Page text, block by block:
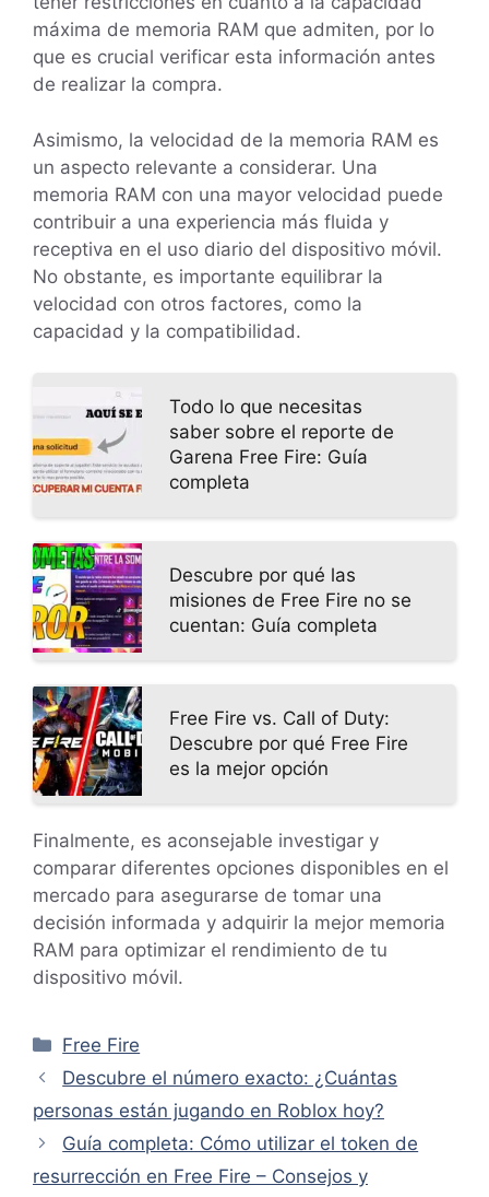
máxima de memoria RAM que admiten, por lo
que es crucial verificar esta información antes
de realizar la compra.
Asimismo, la velocidad de la memoria RAM es
un aspecto relevante a considerar. Una
memoria RAM con una mayor velocidad puede
contribuir a una experiencia más fluida y
receptiva en el uso diario del dispositivo móvil.
No obstante, es importante equilibrar la
velocidad con otros factores, como la
capacidad y la compatibilidad.
Todo lo que necesitas
saber sobre el reporte de
Garena Free Fire: Guía
completa
Descubre por qué las
misiones de Free Fire no se
cuentan: Guía completa
Free Fire vs. Call of Duty:
Descubre por qué Free Fire
es la mejor opción
Finalmente, es aconsejable investigar y
comparar diferentes opciones disponibles en el
mercado para asegurarse de tomar una
decisión informada y adquirir la mejor memoria
RAM para optimizar el rendimiento de tu
dispositivo móvil.
Categorías
Free Fire
Descubre el número exacto: ¿Cuántas
personas están jugando en Roblox hoy?
Guía completa: Cómo utilizar el token de
resurrección en Free Fire – Consejos y